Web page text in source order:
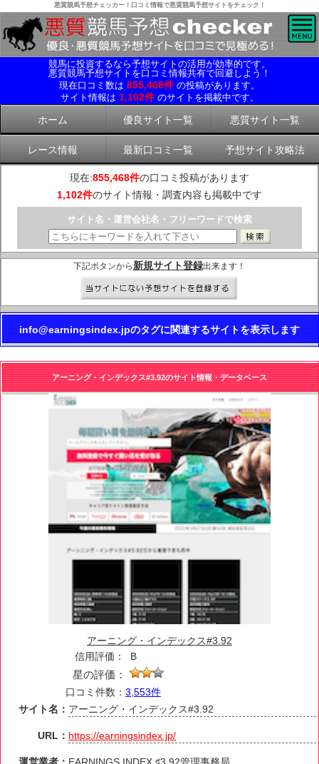
悪質競馬予想チェッカー！口コミ情報で悪質競馬予想サイトをチェック！
競馬に投資するなら予想サイトの活用が効率的です。
悪質競馬予想サイトを口コミ情報共有で回避しよう！
現在口コミ数は 855,468件 の投稿があります。
サイト情報は 1,102件 のサイトを掲載中です。
ホーム 優良サイト一覧 悪質サイト一覧
レース情報 最新口コミ一覧 予想サイト攻略法
現在:855,468件の口コミ投稿があります
1,102件のサイト情報・調査内容も掲載中です
サイト名・運営会社名・フリーワードで検索
下記ボタンから 新規サイト登録出来ます！
info@earningsindex.jpのタグに関連するサイトを表示します
アーニング・インデックス#3.92のサイト情報・データベース
アーニング・インデックス#3.92
信用評価：
B
星の評価：
口コミ件数： 3,553件
サイト名： アーニング・インデックス#3.92
URL： https://earningsindex.jp/